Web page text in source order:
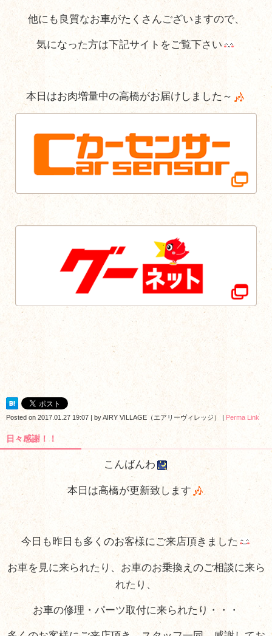
他にも良質なお車がたくさんございますので、
気になった方は下記サイトをご覧下さい
本日はお肉増量中の高橋がお届けしました～
Posted on 2017.01.27 19:07 byAIRY VILLAGE（エアリーヴィレッジ） Perma Link
日々感謝！！
こんばんわ
本日は高橋が更新致します
今日も昨日も多くのお客様にご来店頂きました
お車を見に来られたり、お車のお乗換えのご相談に来ら
れたり、
お車の修理・パーツ取付に来られたり・・・